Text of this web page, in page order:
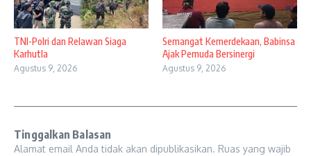
TNI-Polri dan Relawan Siaga
Karhutla
Agustus 9, 2026
Semangat Kemerdekaan, Babinsa
Ajak Pemuda Bersinergi
Agustus 9, 2026
Tinggalkan Balasan
Alamat email Anda tidak akan dipublikasikan. Ruas yang wajib